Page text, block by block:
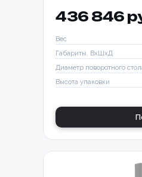
436 846
Вес
Габариты, ВхШхД
Диаметр поворотного
Высота упаковки